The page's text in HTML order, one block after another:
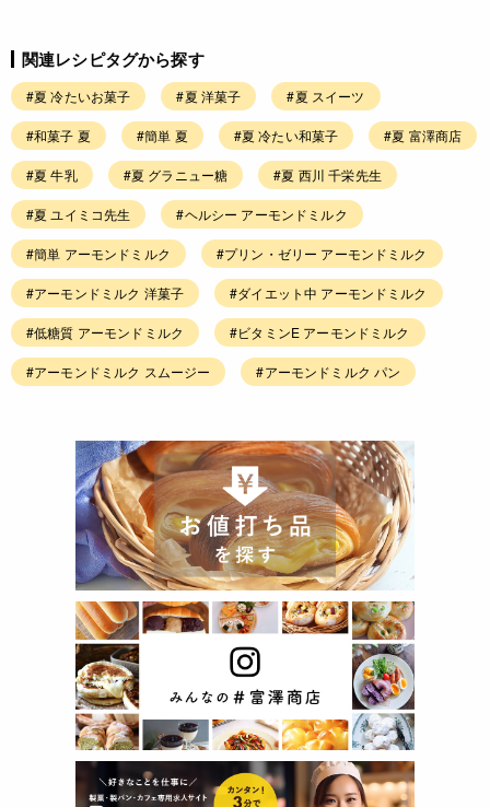
関連レシピタグから探す
#夏 冷たいお菓子 #夏 洋菓子 #夏 スイーツ
#和菓子 夏 #簡単 夏 #夏 冷たい和菓子 #夏 富澤商店
#夏 牛乳 #夏 グラニュー糖 #夏 西川 千栄先生
#夏 ユイミコ先生 #ヘルシー アーモンドミルク
#簡単 アーモンドミルク #プリン・ゼリー アーモンドミルク
#アーモンドミルク 洋菓子 #ダイエット中 アーモンドミルク
#低糖質 アーモンドミルク #ビタミンE アーモンドミルク
#アーモンドミルク スムージー #アーモンドミルク パン